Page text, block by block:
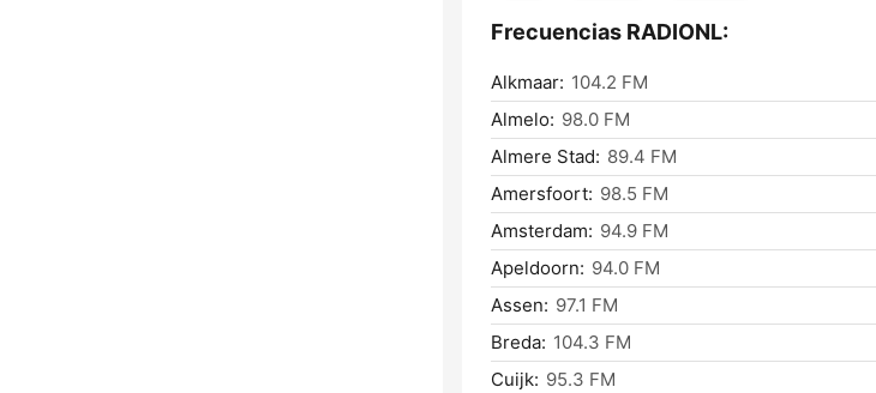
Frecuencias RADIONL:
Alkmaar: 104.2 FM
Almelo: 98.0 FM
Almere Stad: 89.4 FM
Amersfoort: 98.5 FM
Amsterdam: 94.9 FM
Apeldoorn: 94.0 FM
Assen: 97.1 FM
Breda: 104.3 FM
Cuijk: 95.3 FM